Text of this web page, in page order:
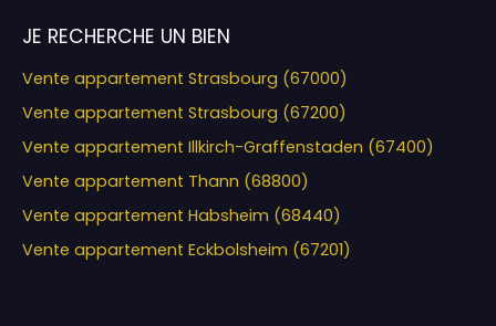
JE RECHERCHE UN BIEN
Vente appartement Strasbourg (67000)
Vente appartement Strasbourg (67200)
Vente appartement Illkirch-Graffenstaden (67400)
Vente appartement Thann (68800)
Vente appartement Habsheim (68440)
Vente appartement Eckbolsheim (67201)